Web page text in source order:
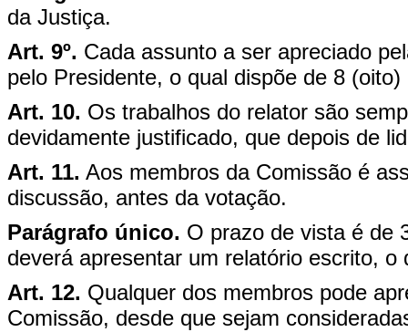
da Justiça.
Art. 9º. Cada assunto a ser apreciado
pelo Presidente, o qual dispõe de 8
Art. 10. Os trabalhos do relator são
devidamente justificado, que depois de
Art. 11. Aos membros da Comissão é
discussão, antes da votação.
Parágrafo único. O prazo de vista é de
deverá apresentar um relatório escrito,
Art. 12. Qualquer dos membros pode
Comissão, desde que sejam